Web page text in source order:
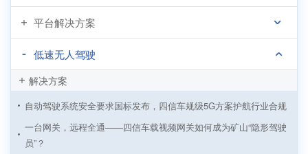
平台解决方案
低速无人驾驶
解决方案
自动驾驶系统安全要求国标发布，四信车规级5G方案护航行业合规
一台网关，远程全通——四信车载视频网关如何成为矿山“隐形驾驶
员”？